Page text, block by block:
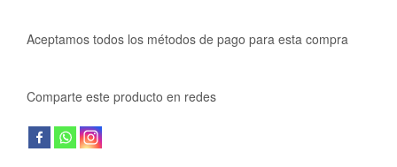
Aceptamos todos los métodos de pago para esta compra
Comparte este producto en redes